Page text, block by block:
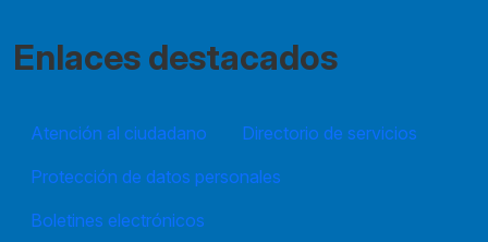
Enlaces destacados
Atención al ciudadano
Directorio de servicios
Protección de datos personales
Boletines electrónicos